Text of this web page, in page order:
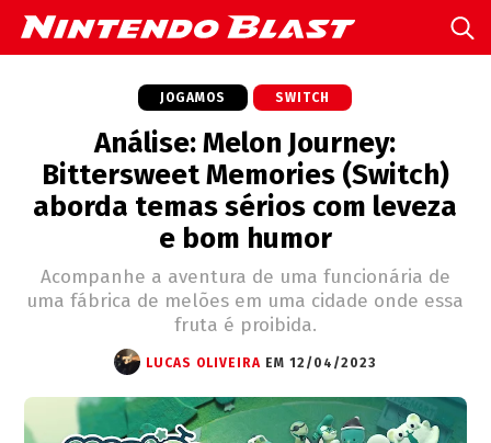
JOGAMOS SWITCH
Análise: Melon Journey:
Bittersweet Memories (Switch)
aborda temas sérios com leveza
e bom humor
Acompanhe a aventura de uma funcionária de
uma fábrica de melões em uma cidade onde essa
fruta é proibida.
LUCAS OLIVEIRA EM 12/04/2023